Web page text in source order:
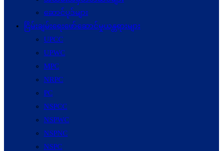
ဆောင်ပုဒ်များ
ငြိမ်းချမ်းရေးဖော်‌ဆောင်မှုယန္တရားများ
UPCC
UPWC
MPC
NRPC
PC
NSPCC
NSPWC
NSPNC
NSPC